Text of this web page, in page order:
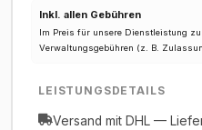
Inkl. allen Gebühren
Im Preis für unsere Dienstleistung
Verwaltungsgebühren (z. B.
LEISTUNGSDETAILS
Versand mit DHL —